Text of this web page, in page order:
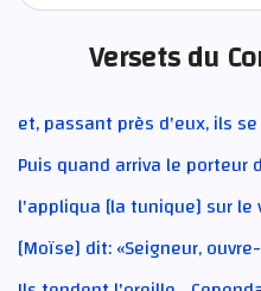
Versets du
et, passant près d'eux, ils
Puis quand arriva le porteur
l'appliqua [la tunique] sur le
[Moïse] dit: «Seigneur,